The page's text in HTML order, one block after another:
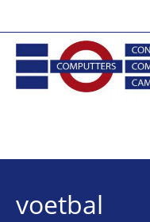
naar
inhoud
voetbal